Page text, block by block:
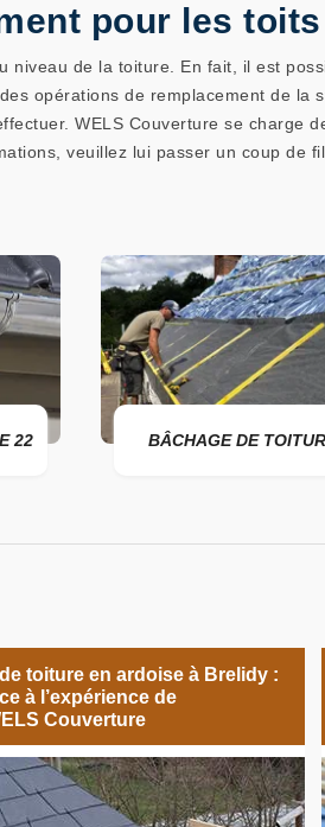
pour les
de la toiture. En fait, il est
opérations de remplacement de la
WELS Couverture se charge
veuillez lui passer un coup de fil.
BÂCHAGE DE TOITURE 22
toiture en ardoise à Brelidy :
à l’expérience de
Couverture